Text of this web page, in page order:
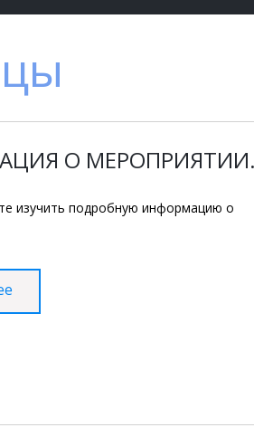
О
изучить подробную информацию о